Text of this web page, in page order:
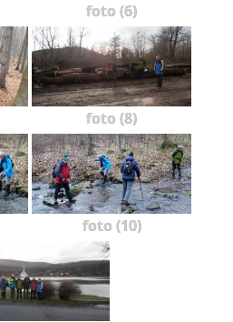
foto (6)
foto (8)
foto (10)